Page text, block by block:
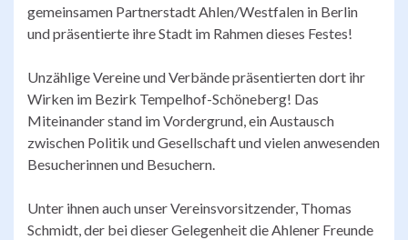
gemeinsamen Partnerstadt Ahlen/Westfalen in Berlin
und präsentierte ihre Stadt im Rahmen dieses Festes!
Unzählige Vereine und Verbände präsentierten dort ihr
Wirken im Bezirk Tempelhof-Schöneberg! Das
Miteinander stand im Vordergrund, ein Austausch
zwischen Politik und Gesellschaft und vielen anwesenden
Besucherinnen und Besuchern.
Unter ihnen auch unser Vereinsvorsitzender, Thomas
Schmidt, der bei dieser Gelegenheit die Ahlener Freunde